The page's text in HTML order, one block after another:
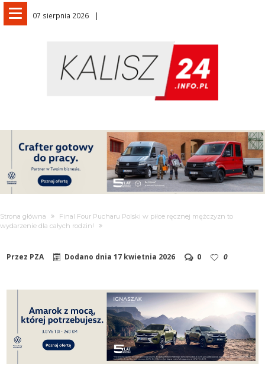
07 sierpnia 2026
Strona główna
Final Four Pucharu Polski w piłce ręcznej mężczyzn to
wydarzenie dla całych rodzin!
Przez PZA Dodano dnia17 kwietnia 2026 0 0